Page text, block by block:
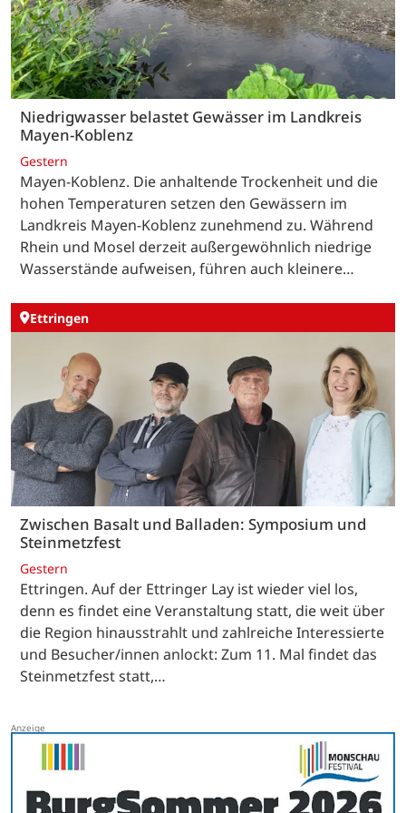
Niedrigwasser belastet Gewässer im Landkreis
Mayen-Koblenz
Gestern
Mayen-Koblenz. Die anhaltende Trockenheit und die
hohen Temperaturen setzen den Gewässern im
Landkreis Mayen-Koblenz zunehmend zu. Während
Rhein und Mosel derzeit außergewöhnlich niedrige
Wasserstände aufweisen, führen auch kleinere…
Ettringen
Zwischen Basalt und Balladen: Symposium und
Steinmetzfest
Gestern
Ettringen. Auf der Ettringer Lay ist wieder viel los,
denn es findet eine Veranstaltung statt, die weit über
die Region hinausstrahlt und zahlreiche Interessierte
und Besucher/innen anlockt: Zum 11. Mal findet das
Steinmetzfest statt,…